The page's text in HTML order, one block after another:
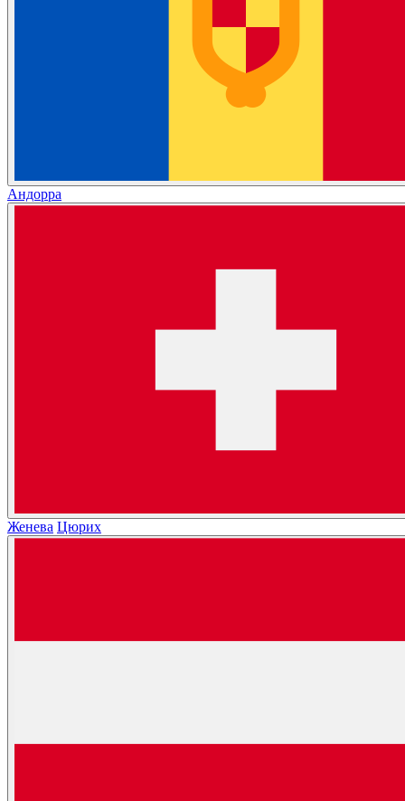
Андорра
Женева Цюрих